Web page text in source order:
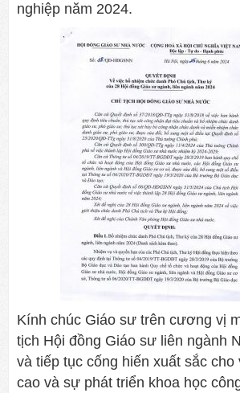
nghiệp năm 2024.
Kính chúc Giáo sư trên cương vị
tịch Hội đồng Giáo sư liên ngành
và tiếp tục cống hiến xuất sắc
cao và sự phát triển khoa học